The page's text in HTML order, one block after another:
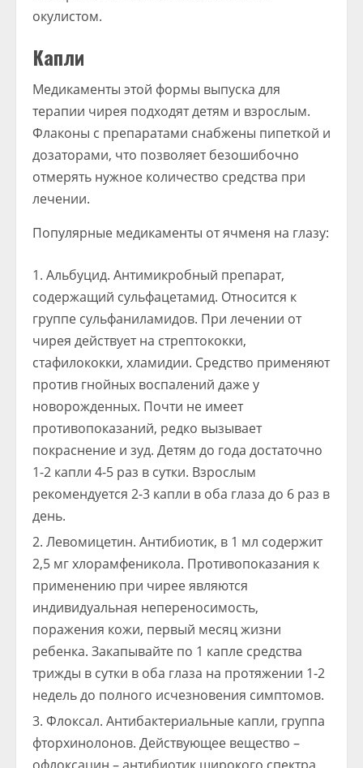
окулистом.
Капли
Медикаменты этой формы выпуска для
терапии чирея подходят детям и взрослым.
Флаконы с препаратами снабжены пипеткой и
дозаторами, что позволяет безошибочно
отмерять нужное количество средства при
лечении.
Популярные медикаменты от ячменя на глазу:
Альбуцид. Антимикробный препарат,
содержащий сульфацетамид. Относится к
группе сульфаниламидов. При лечении от
чирея действует на стрептококки,
стафилококки, хламидии. Средство применяют
против гнойных воспалений даже у
новорожденных. Почти не имеет
противопоказаний, редко вызывает
покраснение и зуд. Детям до года достаточно
1-2 капли 4-5 раз в сутки. Взрослым
рекомендуется 2-3 капли в оба глаза до 6 раз в
день.
Левомицетин. Антибиотик, в 1 мл содержит
2,5 мг хлорамфеникола. Противопоказания к
применению при чирее являются
индивидуальная непереносимость,
поражения кожи, первый месяц жизни
ребенка. Закапывайте по 1 капле средства
трижды в сутки в оба глаза на протяжении 1-2
недель до полного исчезновения симптомов.
Флоксал. Антибактериальные капли, группа
фторхинолонов. Действующее вещество –